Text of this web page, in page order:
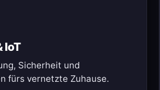
IoT
Sicherheit und
fürs vernetzte Zuhause.